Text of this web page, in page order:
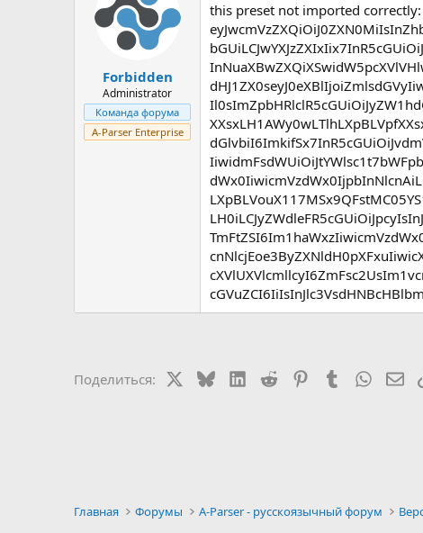
н
а
л
а
Forbidden
Administrator
Команда форума
A-Parser Enterprise
this preset not imported correctly:
Поделиться: BlueskyLinkedIn
Reddit PinterestTumblr
Главная Форумы A-Parser - русскоязычный форум